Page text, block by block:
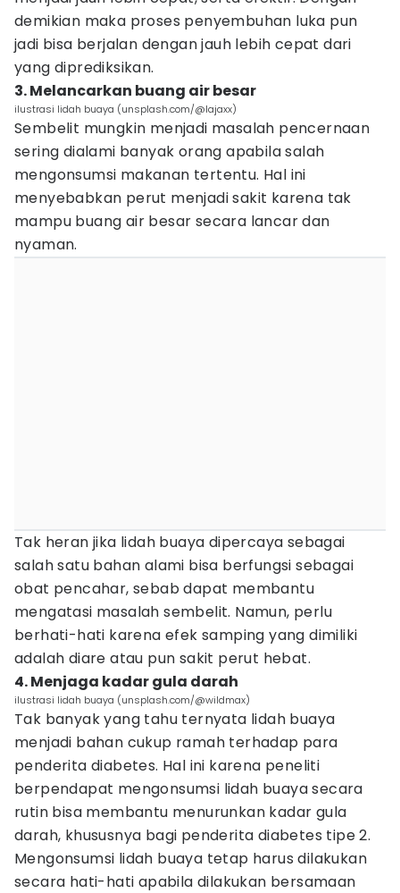
demikian maka proses penyembuhan luka pun
jadi bisa berjalan dengan jauh lebih cepat dari
yang diprediksikan.
3. Melancarkan buang air besar
ilustrasi lidah buaya (unsplash.com/@lajaxx)
Sembelit mungkin menjadi masalah pencernaan
sering dialami banyak orang apabila salah
mengonsumsi makanan tertentu. Hal ini
menyebabkan perut menjadi sakit karena tak
mampu buang air besar secara lancar dan
nyaman.
Tak heran jika lidah buaya dipercaya sebagai
salah satu bahan alami bisa berfungsi sebagai
obat pencahar, sebab dapat membantu
mengatasi masalah sembelit. Namun, perlu
berhati-hati karena efek samping yang dimiliki
adalah diare atau pun sakit perut hebat.
4. Menjaga kadar gula darah
ilustrasi lidah buaya (unsplash.com/@wildmax)
Tak banyak yang tahu ternyata lidah buaya
menjadi bahan cukup ramah terhadap para
penderita diabetes. Hal ini karena peneliti
berpendapat mengonsumsi lidah buaya secara
rutin bisa membantu menurunkan kadar gula
darah, khususnya bagi penderita diabetes tipe 2.
Mengonsumsi lidah buaya tetap harus dilakukan
secara hati-hati apabila dilakukan bersamaan